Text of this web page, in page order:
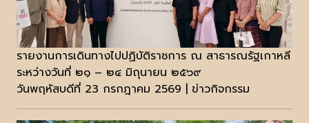
รายงานการเดินทางไปปฏิบัติราชการ ณ สาธารณรัฐเกาหลี
ระหว่างวันที่ ๒๑ – ๒๔ มิถุนายน ๒๕๖๙
วันพฤหัสบดีที่ 23 กรกฎาคม 2569 | ข่าวกิจกรรม